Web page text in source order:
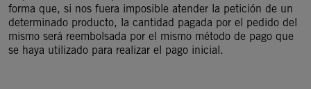
forma que, si nos fuera imposible atender la petición de un
determinado producto, la cantidad pagada por el pedido del
mismo será reembolsada por el mismo método de pago que
se haya utilizado para realizar el pago inicial.